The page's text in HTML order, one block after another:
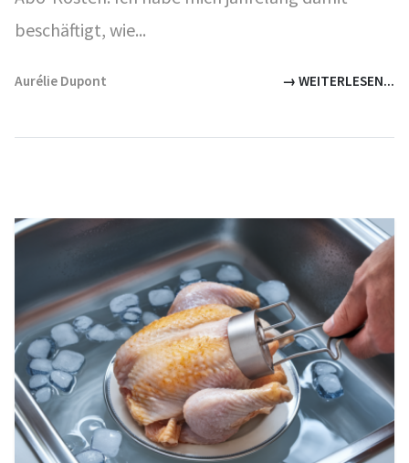
beschäftigt, wie...
Aurélie Dupont → WEITERLESEN...